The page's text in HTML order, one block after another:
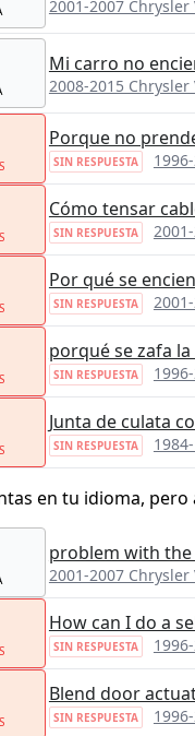
2001-2007 Chrysler
Mi carro no
2008-2015 Chrysler
Porque no
SIN RESPUESTA
Cómo tensar
SIN RESPUESTA
Por qué se
SIN RESPUESTA
porqué se zafa
SIN RESPUESTA
Junta de culata
SIN RESPUESTA
en tu idioma,
problem with
2001-2007 Chrysler
How can I do a
SIN RESPUESTA
Blend door
SIN RESPUESTA